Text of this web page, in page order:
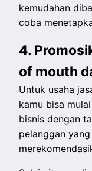
kemudahan
coba
4.
of mouth
Untuk usaha
kamu bisa
bisnis dengan
pelanggan